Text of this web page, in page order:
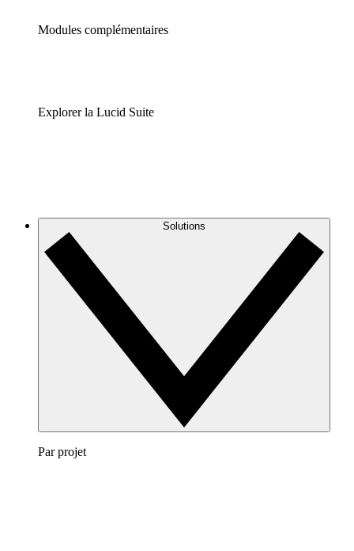
Modules complémentaires
Explorer la Lucid Suite
Solutions
Par projet